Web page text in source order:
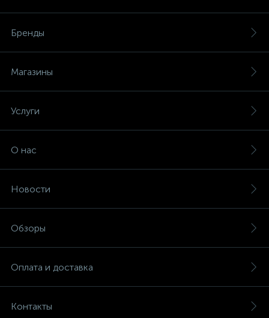
Бренды
Магазины
Услуги
О нас
Новости
Обзоры
Оплата и доставка
Контакты